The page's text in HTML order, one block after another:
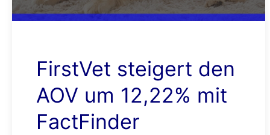
FirstVet steigert den
AOV um 12,22% mit
FactFinder